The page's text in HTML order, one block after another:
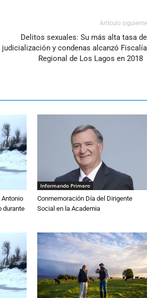
Artículo siguiente
Delitos sexuales: Su más alta tasa de
judicialización y condenas alcanzó Fiscalía
Regional de Los Lagos en 2018
Antonio
durante
Informando Primero
Conmemoración Día del Dirigente
Social en la Academia